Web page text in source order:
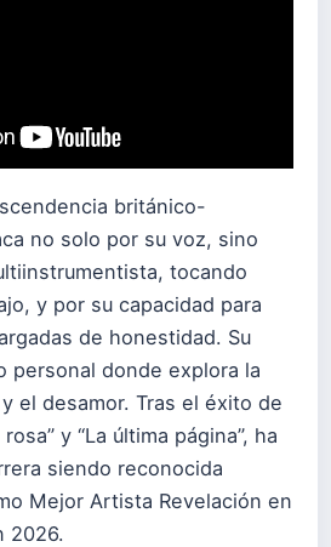
británico-
no solo por su voz, sino
tocando
y por su capacidad para
de honestidad. Su
personal donde explora la
el desamor. Tras el éxito de
y “La última página”, ha
siendo reconocida
Mejor Artista Revelación en
2026.